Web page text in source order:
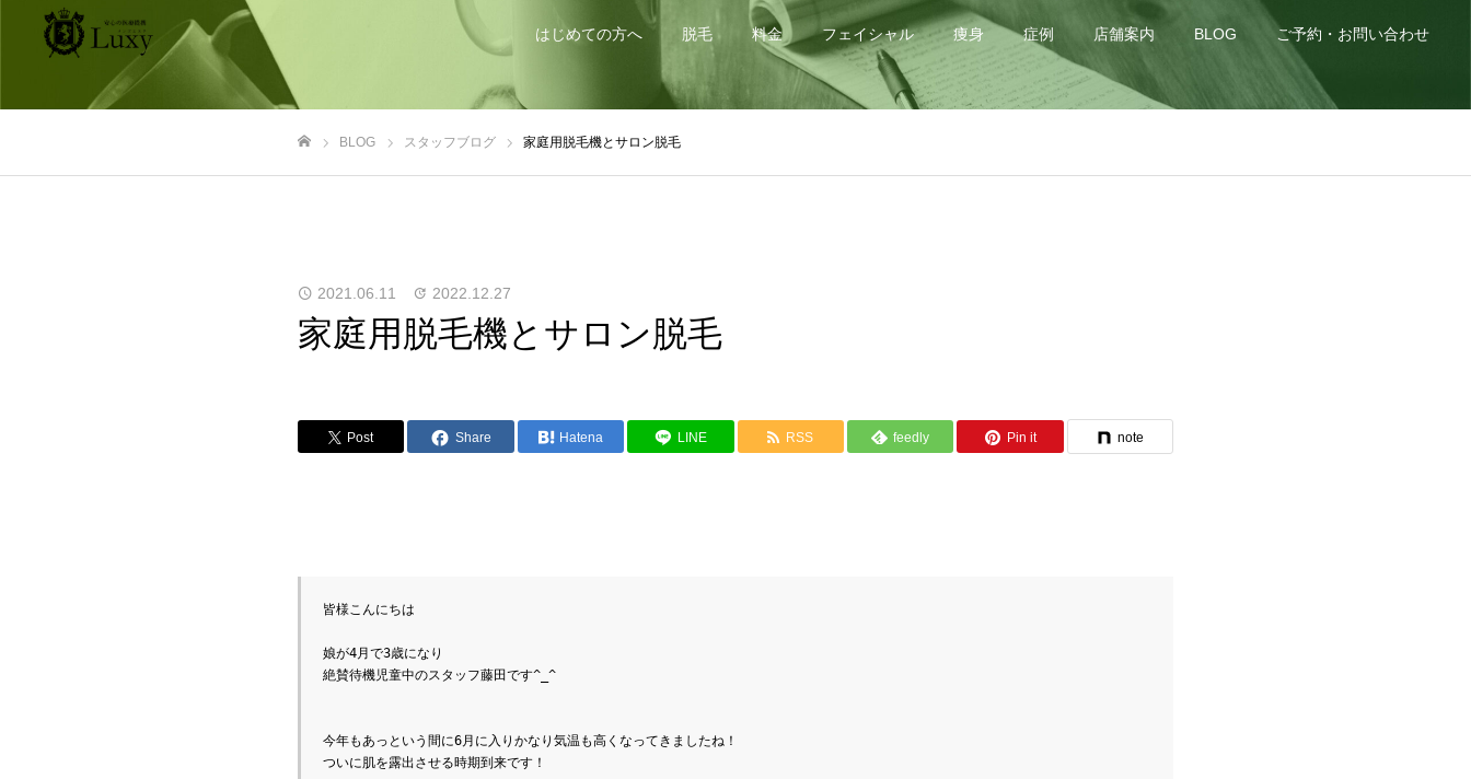
はじめての方へ 脱毛 料金 フェイシャル 痩身 症例 店舗案内 BLOG ご予約・お問い合わせ
BLOG スタッフブログ 家庭用脱毛機とサロン脱毛
2021.06.11 2022.12.27
家庭用脱毛機とサロン脱毛
Post Share Hatena LINE RSS feedly Pin it note
皆様こんにちは
娘が4月で3歳になり
絶賛待機児童中のスタッフ藤田です^_^
今年もあっという間に6月に入りかなり気温も高くなってきましたね！
ついに肌を露出させる時期到来です！